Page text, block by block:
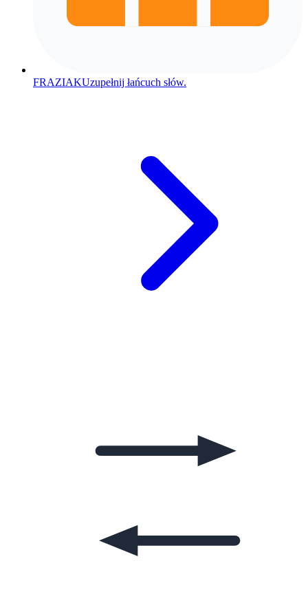
FRAZIAKUzupełnij łańcuch słów.